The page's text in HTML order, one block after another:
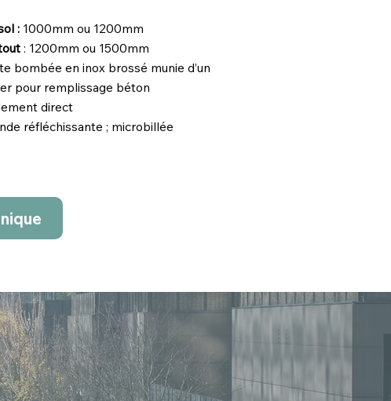
: 1000mm ou 1200mm
: 1200mm ou 1500mm
bombée en inox brossé munie d’un
pour remplissage béton
direct
réfléchissante ; microbillée